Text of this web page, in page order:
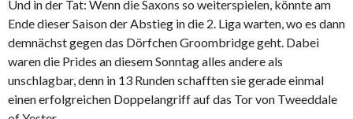
Und in der Tat: Wenn die Saxons so weiterspielen, könnte am
Ende dieser Saison der Abstieg in die 2. Liga warten, wo es dann
demnächst gegen das Dörfchen Groombridge geht. Dabei
waren die Prides an diesem Sonntag alles andere als
unschlagbar, denn in 13 Runden schafften sie gerade einmal
einen erfolgreichen Doppelangriff auf das Tor von Tweeddale